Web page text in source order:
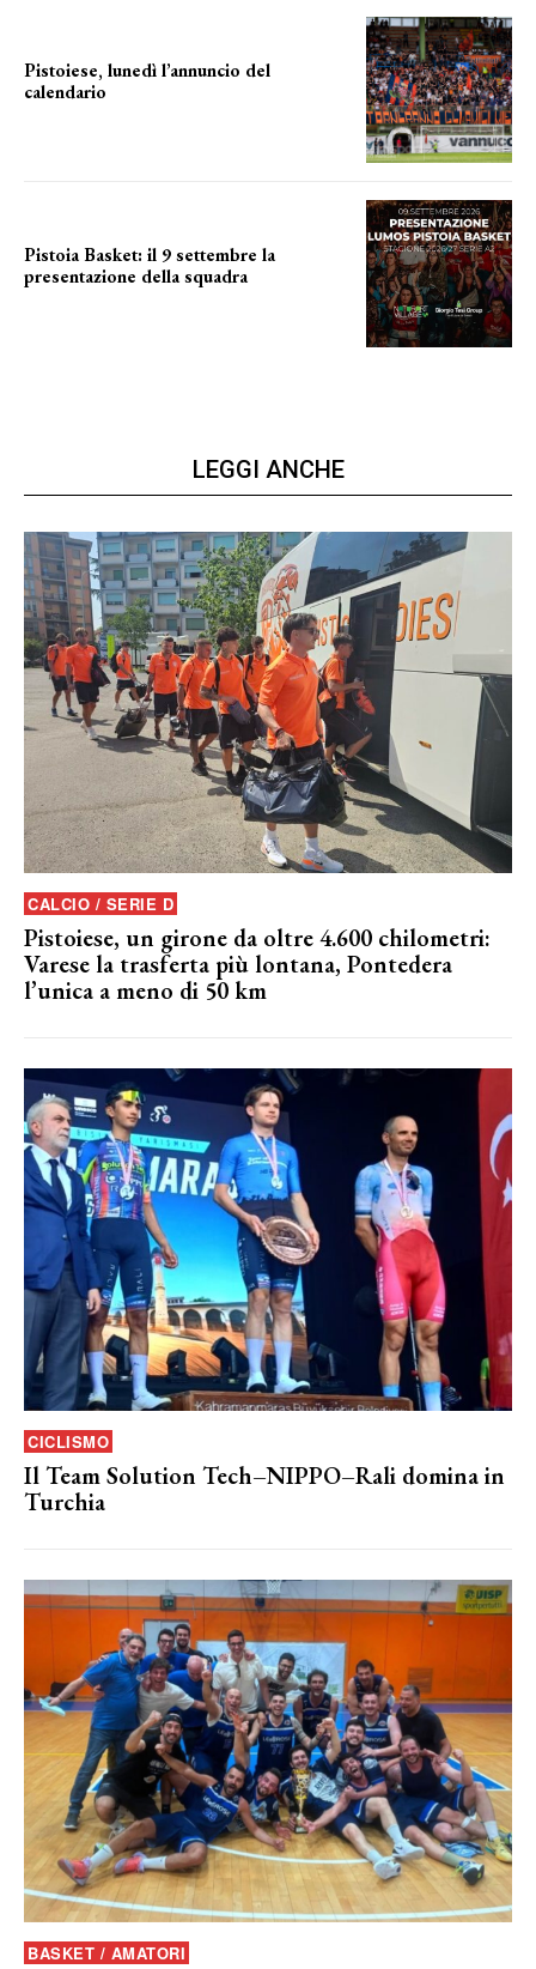
Pistoiese, lunedì l’annuncio del
calendario
Pistoia Basket: il 9 settembre la
presentazione della squadra
LEGGI ANCHE
CALCIO / SERIE D
Pistoiese, un girone da oltre 4.600 chilometri:
Varese la trasferta più lontana, Pontedera
l’unica a meno di 50 km
CICLISMO
Il Team Solution Tech–NIPPO–Rali domina in
Turchia
BASKET / AMATORI